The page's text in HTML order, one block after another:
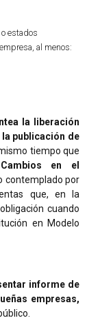
estados
al menos:
la
liberación
publicación de
tiempo que
en el
contemplado por
que, en la
cuando
en Modelo
informe de
empresas,